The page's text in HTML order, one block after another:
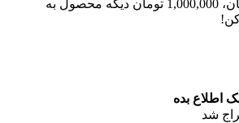
1,000,000 تومان دیگه محصول به
اطلاع بده
شد